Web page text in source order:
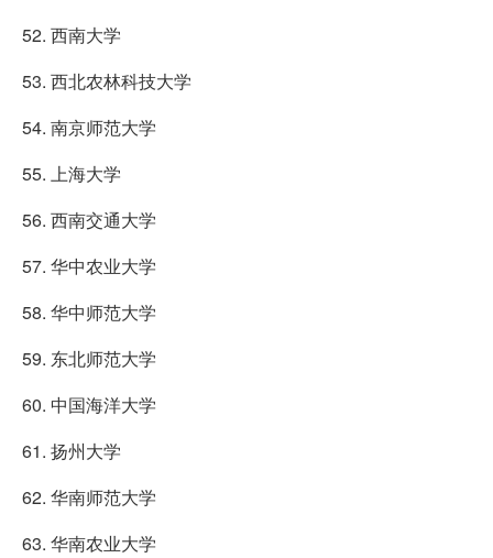
52. 西南大学
53. 西北农林科技大学
54. 南京师范大学
55. 上海大学
56. 西南交通大学
57. 华中农业大学
58. 华中师范大学
59. 东北师范大学
60. 中国海洋大学
61. 扬州大学
62. 华南师范大学
63. 华南农业大学